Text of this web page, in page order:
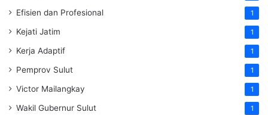
Efisien dan Profesional 1
Kejati Jatim 1
Kerja Adaptif 1
Pemprov Sulut 1
Victor Mailangkay 1
Wakil Gubernur Sulut 1